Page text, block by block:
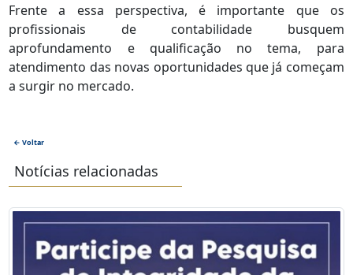
Frente a essa perspectiva, é importante que os
profissionais de contabilidade busquem
aprofundamento e qualificação no tema, para
atendimento das novas oportunidades que já começam
a surgir no mercado.
← Voltar
Notícias relacionadas